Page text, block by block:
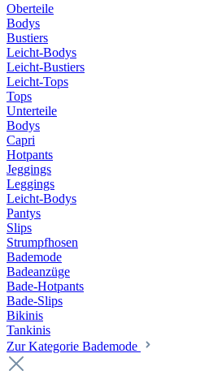
Oberteile
Bodys
Bustiers
Leicht-Bodys
Leicht-Bustiers
Leicht-Tops
Tops
Unterteile
Bodys
Capri
Hotpants
Jeggings
Leggings
Leicht-Bodys
Pantys
Slips
Strumpfhosen
Bademode
Badeanzüge
Bade-Hotpants
Bade-Slips
Bikinis
Tankinis
Zur Kategorie Bademode